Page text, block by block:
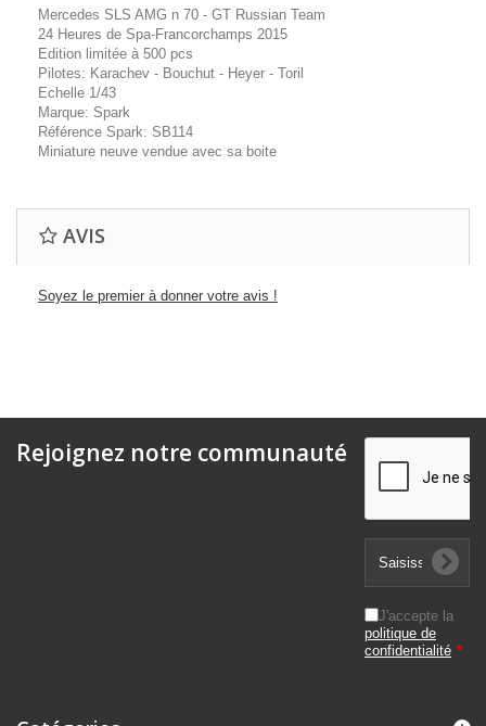
Mercedes SLS AMG n 70 - GT Russian Team
24 Heures de Spa-Francorchamps 2015
Edition limitée à 500 pcs
Pilotes: Karachev - Bouchut - Heyer - Toril
Echelle 1/43
Marque: Spark
Référence Spark: SB114
Miniature neuve vendue avec sa boite
AVIS
Soyez le premier à donner votre avis !
Rejoignez notre communauté
J'accepte la
politique de
confidentialité *